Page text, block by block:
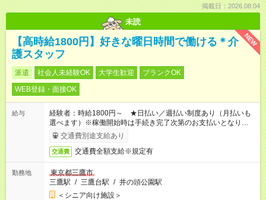
掲載日：2026.08.04
未読
NEW
【高時給1800円】好きな曜日時間で働ける＊介
護スタッフ
派遣 社会人未経験OK 大学生歓迎
ブランクOK
WEB登録・面接OK
給与
経験者：時給1800円～ ★日払い／週払い制度あり（月払いも
選べます）※稼働開始時は手続き完了次第のお支払いとなりま
す。交通費別途支給あり
交通費 交通費全額支給※規定有
勤務地
東京都三鷹市
三鷹駅 / 三鷹台駅 / 井の頭公園駅
＜シニア向け施設＞